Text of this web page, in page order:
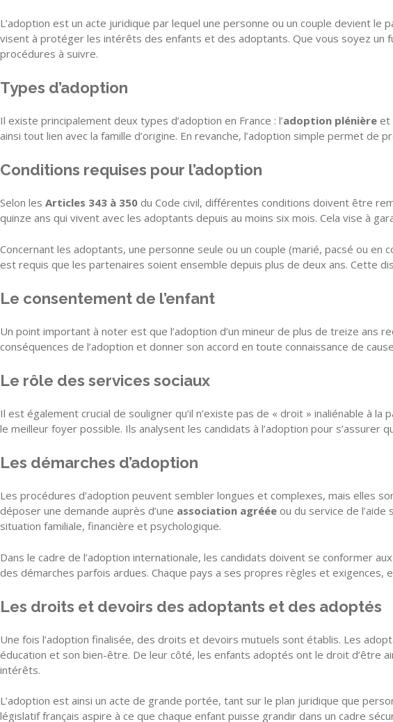
L’adoption est un acte juridique par lequel une personne ou un couple devient le
visent à protéger les intérêts des enfants et des adoptants. Que vous soyez
procédures à suivre.
Types d’adoption
Il existe principalement deux types d’adoption en France : l’adoption plénière et
ainsi tout lien avec la famille d’origine. En revanche, l’adoption simple permet
Conditions requises pour l’adoption
Selon les Articles 343 à 350 du Code civil, différentes conditions doivent être
quinze ans qui vivent avec les adoptants depuis au moins six mois. Cela vise à
Concernant les adoptants, une personne seule ou un couple (marié, pacsé ou en
est requis que les partenaires soient ensemble depuis plus de deux ans. Cette
Le consentement de l’enfant
Un point important à noter est que l’adoption d’un mineur de plus de treize ans
conséquences de l’adoption et donner son accord en toute connaissance de
Le rôle des services sociaux
Il est également crucial de souligner qu’il n’existe pas de « droit » inaliénable à
le meilleur foyer possible. Ils analysent les candidats à l’adoption pour s’assurer
Les démarches d’adoption
Les procédures d’adoption peuvent sembler longues et complexes, mais elles
déposer une demande auprès d’une association agréée ou du service de
situation familiale, financière et psychologique.
Dans le cadre de l’adoption internationale, les candidats doivent se conformer
des démarches parfois ardues. Chaque pays a ses propres règles et exigences,
Les droits et devoirs des adoptants et des adoptés
Une fois l’adoption finalisée, des droits et devoirs mutuels sont établis. Les
éducation et son bien-être. De leur côté, les enfants adoptés ont le droit d’être
intérêts.
L’adoption est ainsi un acte de grande portée, tant sur le plan juridique que
législatif français aspire à ce que chaque enfant puisse grandir dans un cadre